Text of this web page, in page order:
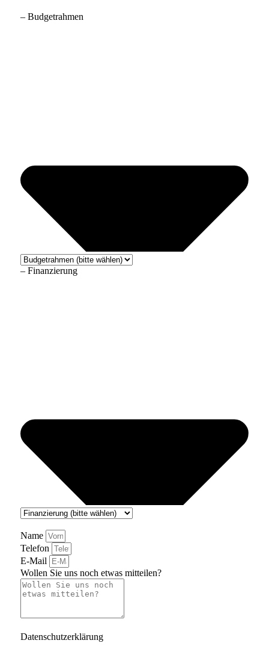
– Budgetrahmen
– Finanzierung
Name
Telefon
E-Mail
Wollen Sie uns noch etwas mitteilen?
Datenschutzerklärung